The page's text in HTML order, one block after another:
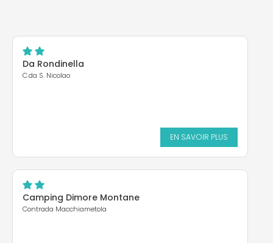
Da Rondinella
C.da S. Nicolao
EN SAVOIR PLUS
Camping Dimore Montane
Contrada Macchiametola